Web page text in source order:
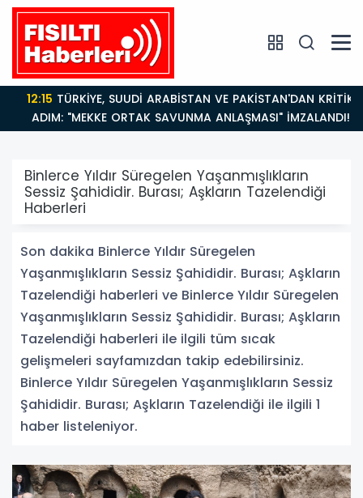
12:15TÜRKİYE, SUUDİ ARABİSTAN VE PAKİSTAN'DAN KRİTİK
ADIM: "MEKKE ORTAK SAVUNMA ANLAŞMASI" İMZALANDI!
Binlerce Yıldır Süregelen Yaşanmışlıkların
Sessiz Şahididir. Burası; Aşkların Tazelendiği
Haberleri
Son dakika Binlerce Yıldır Süregelen
Yaşanmışlıkların Sessiz Şahididir. Burası; Aşkların
Tazelendiği haberleri ve Binlerce Yıldır Süregelen
Yaşanmışlıkların Sessiz Şahididir. Burası; Aşkların
Tazelendiği haberleri ile ilgili tüm sıcak
gelişmeleri sayfamızdan takip edebilirsiniz.
Binlerce Yıldır Süregelen Yaşanmışlıkların Sessiz
Şahididir. Burası; Aşkların Tazelendiği ile ilgili 1
haber listeleniyor.